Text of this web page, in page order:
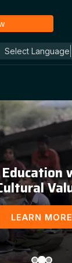
Select Language
LEARN MORE